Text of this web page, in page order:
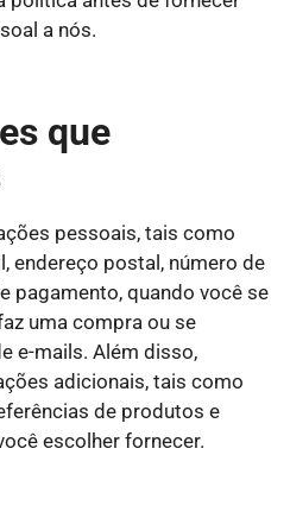
a nós.
que
pessoais, tais como
endereço postal, número de
pagamento, quando você se
uma compra ou se
e-mails. Além disso,
adicionais, tais como
de produtos e
escolher fornecer.